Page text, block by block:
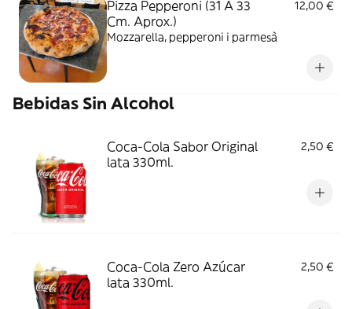
Pizza Pepperoni (31 A 33
Cm. Aprox.)
12,00 €
Mozzarella, pepperoni i parmesà
Bebidas Sin Alcohol
Coca-Cola Sabor Original
lata 330ml.
2,50 €
Coca-Cola Zero Azúcar
lata 330ml.
2,50 €